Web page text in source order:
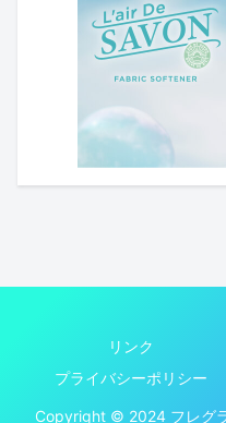
リンク
プライバシーポリシー
Copyright © 2024 フレグ